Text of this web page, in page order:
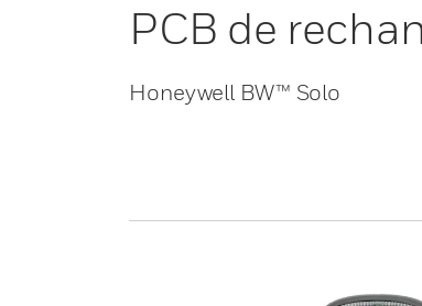
PCB de
Honeywell BW™ Solo